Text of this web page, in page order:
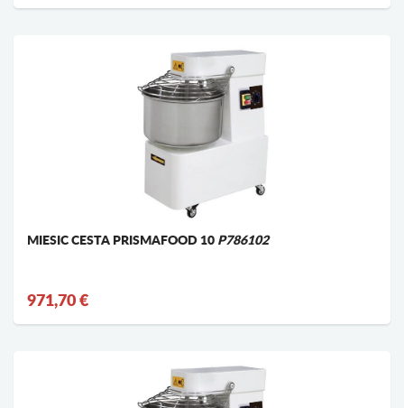
MIESIC CESTA PRISMAFOOD 10 P786102
971,70 €